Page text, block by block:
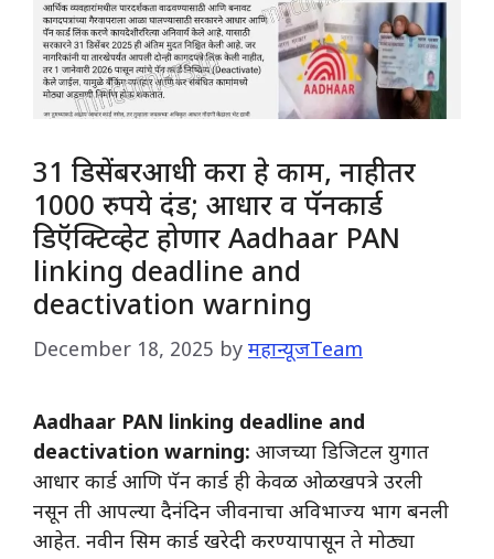
31 डिसेंबरआधी करा हे काम, नाहीतर
1000 रुपये दंड; आधार व पॅनकार्ड
डिऍक्टिव्हेट होणार Aadhaar PAN
linking deadline and
deactivation warning
December 18, 2025 by महान्यूजTeam
Aadhaar PAN linking deadline and
deactivation warning: आजच्या डिजिटल युगात
आधार कार्ड आणि पॅन कार्ड ही केवळ ओळखपत्रे उरली
नसून ती आपल्या दैनंदिन जीवनाचा अविभाज्य भाग बनली
आहेत. नवीन सिम कार्ड खरेदी करण्यापासून ते मोठ्या